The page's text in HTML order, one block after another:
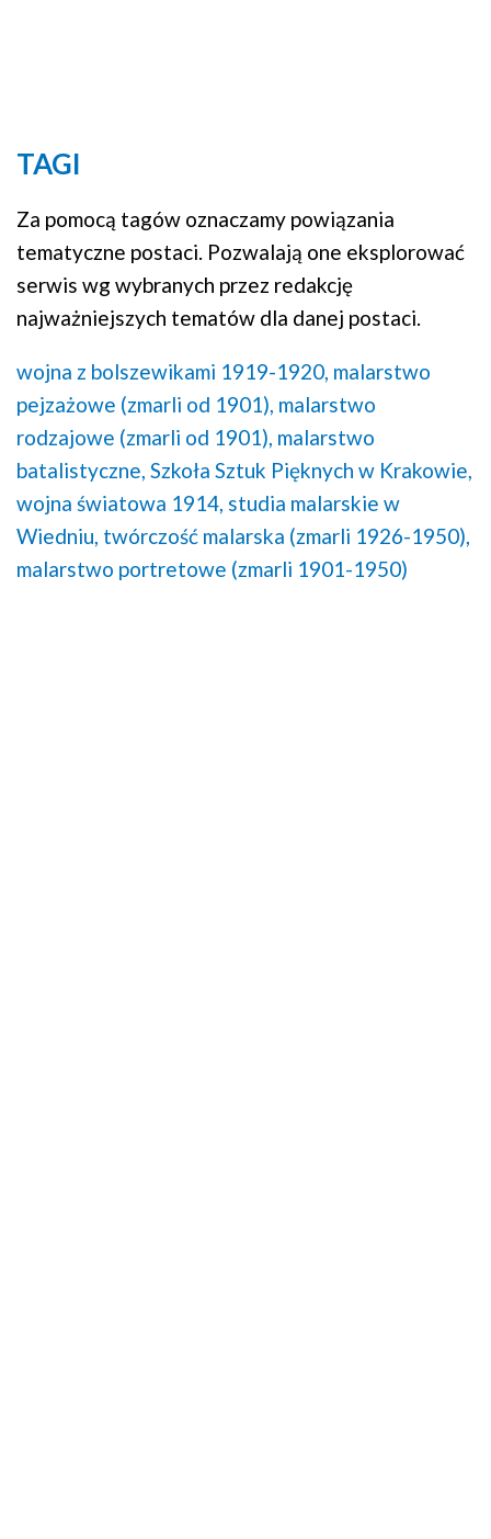
TAGI
Za pomocą tagów oznaczamy powiązania
tematyczne postaci. Pozwalają one eksplorować
serwis wg wybranych przez redakcję
najważniejszych tematów dla danej postaci.
wojna z bolszewikami 1919-1920, malarstwo
pejzażowe (zmarli od 1901), malarstwo
rodzajowe (zmarli od 1901), malarstwo
batalistyczne, Szkoła Sztuk Pięknych w Krakowie,
wojna światowa 1914, studia malarskie w
Wiedniu, twórczość malarska (zmarli 1926-1950),
malarstwo portretowe (zmarli 1901-1950)